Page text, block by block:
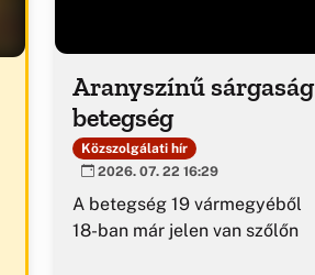
Aranyszínű sárgaság
betegség
Közszolgálati hír
2026. 07. 22 16:29
A betegség 19 vármegyéből
18-ban már jelen van szőlőn